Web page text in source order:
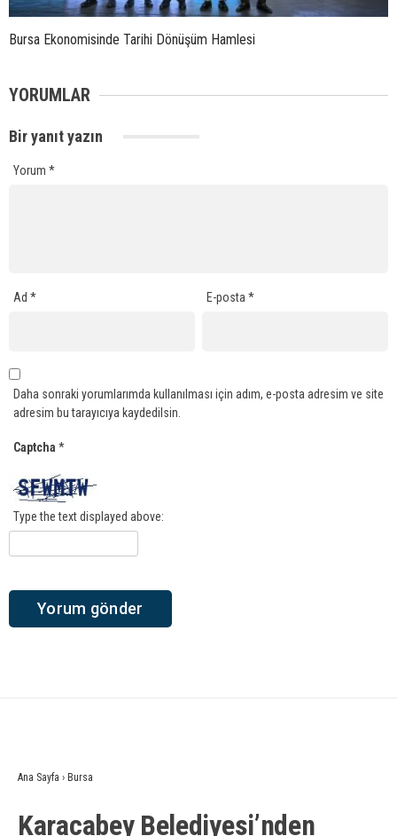
Bursa Ekonomisinde Tarihi Dönüşüm Hamlesi
YORUMLAR
Bir yanıt yazın
Yorum *
Ad * E-posta*
Daha sonraki yorumlarımda kullanılması için adım, e-posta adresim ve site
adresim bu tarayıcıya kaydedilsin.
Captcha *
Type the text displayed above:
Ana Sayfa › Bursa
Karacabey Belediyesi’nden